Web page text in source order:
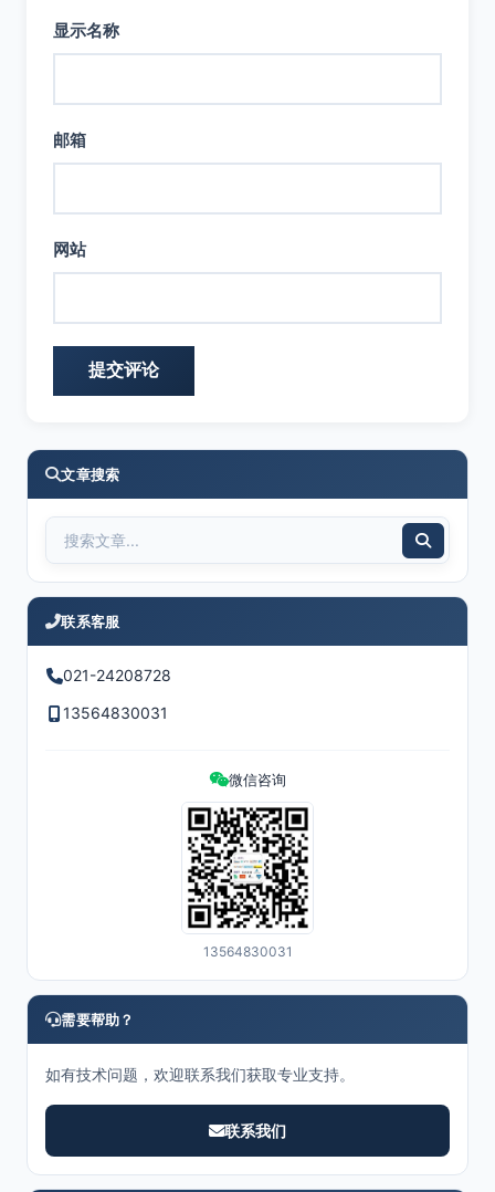
显示名称
邮箱
网站
文章搜索
联系客服
021-24208728
13564830031
微信咨询
13564830031
需要帮助？
如有技术问题，欢迎联系我们获取专业支持。
联系我们